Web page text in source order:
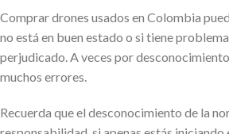
Comprar drones usados en Colombia
no está en buen estado o si tiene
perjudicado. A veces por
muchos errores.
Recuerda que el desconocimiento de la